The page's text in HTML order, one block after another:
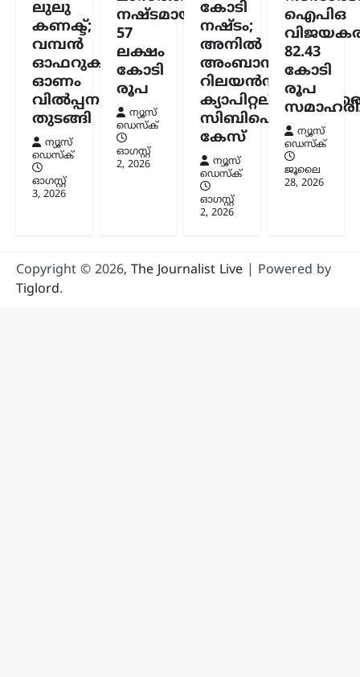
വാങ്ങുന്ന രാജ്യങ്ങൾക്ക്
100% വരെ തീരുവ;
നിർണായക ബില്ലിന്
യുഎസ് സെനറ്റ്
അംഗീകാരം
ന്യൂസ് ഡെസ്ക്
ഓഗസ്റ്റ്‌ 8, 2026
റഷ്യയിൽ നിന്ന് എണ്ണയും
പ്രകൃതിവാതകവും വാങ്ങുന്ന
രാജ്യങ്ങൾക്കെതിരെ കടുത്ത
സാമ്പത്തിക നടപടികൾക്ക്
വഴിയൊരുക്കുന്ന ബില്ലിന് യുഎസ്
സെനറ്റ് അംഗീകാരം നൽകി. ഇന്ത്യ,
ലുലു
കണക്ട്;
വമ്പൻ
ഓഫറുകളുമായി
ഓണം
വിൽപ്പന
തുടങ്ങി
ന്യൂസ്
ഡെസ്ക്
ഓഗസ്റ്റ്‌
3, 2026
നഷ്ടമായത്
57
ലക്ഷം
കോടി
രൂപ
ന്യൂസ്
ഡെസ്ക്
ഓഗസ്റ്റ്‌
2, 2026
കോടി
നഷ്ടം;
അനിൽ
അംബാനിക്കും
റിലയൻസ്
സിബിഐ
കേസ്
ന്യൂസ്
ഡെസ്ക്
ഓഗസ്റ്റ്‌
2, 2026
ഐപിഒ
82.43
കോടി
രൂപ
ന്യൂസ്
ഡെസ്ക്
ജൂലൈ
28, 2026
Copyright © 2026, The Journalist Live | Powered by
Tiglord.